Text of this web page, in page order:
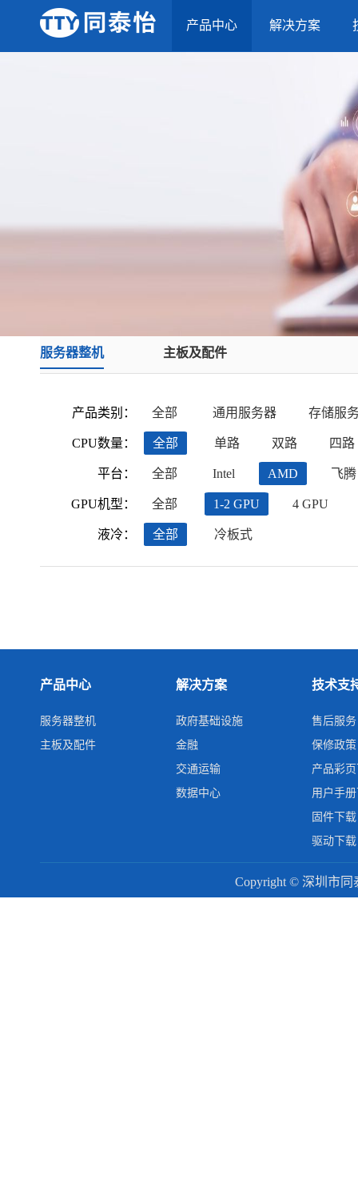
产品中心 解决方案
服务器整机 主板及配件
产品类别：
CPU数量：
平台：
GPU机型：
液冷：
全部 通用服务器 存储服
全部 单路 双路 四路
全部 Intel AMD 飞腾
全部 1-2 GPU 4 GPU
全部 冷板式
产品中心
服务器整机
主板及配件
解决方案
政府基础设施
金融
交通运输
数据中心
技术支
售后服务
保修政策
产品彩
用户手
固件下载
驱动下载
Copyright © 深圳市同